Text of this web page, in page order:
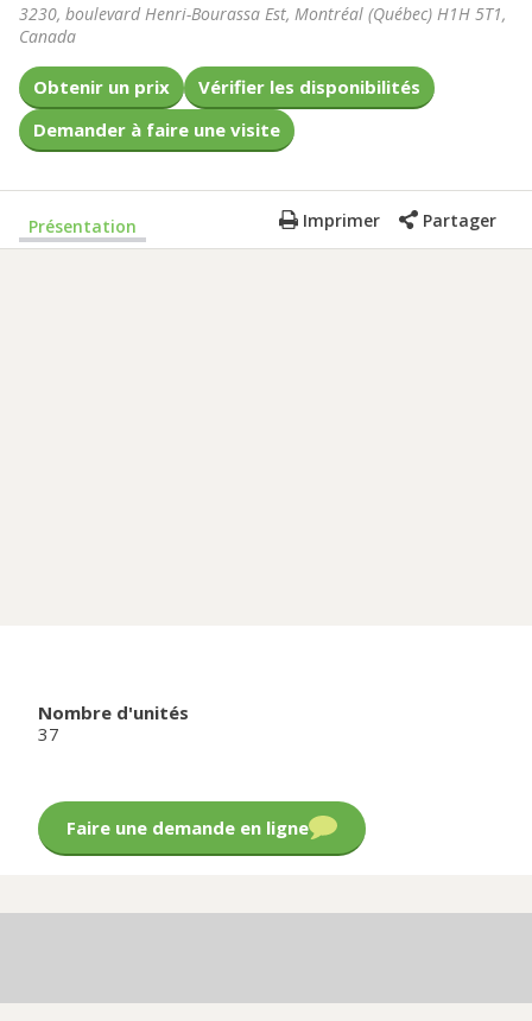
3230, boulevard Henri-Bourassa Est, Montréal (Québec) H1H 5T1,
Canada
Obtenir un prix
Vérifier les disponibilités
Demander à faire une visite
Présentation Imprimer Partager
Nombre d'unités
37
Faire une demande en ligne